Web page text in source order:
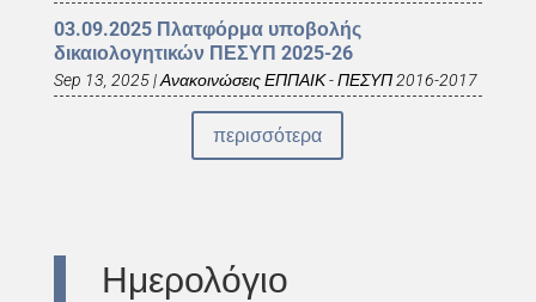
03.09.2025 Πλατφόρμα υποβολής
δικαιολογητικών ΠΕΣΥΠ 2025-26
Sep 13, 2025|Ανακοινώσεις ΕΠΠΑΙΚ - ΠΕΣΥΠ 2016-2017
περισσότερα
Ημερολόγιο